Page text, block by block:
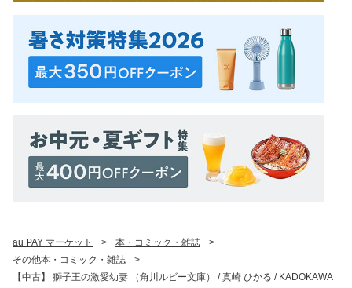
au PAY マーケット > 本・コミック・雑誌
>
その他本・コミック・雑誌
>
【中古】 獅子王の激愛幼妻 （角川ルビー文庫） / 真崎 ひかる / KADOKAWA